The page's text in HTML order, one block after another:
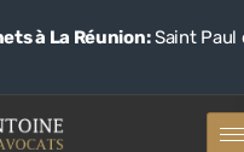
à La Réunion:Saint Paul